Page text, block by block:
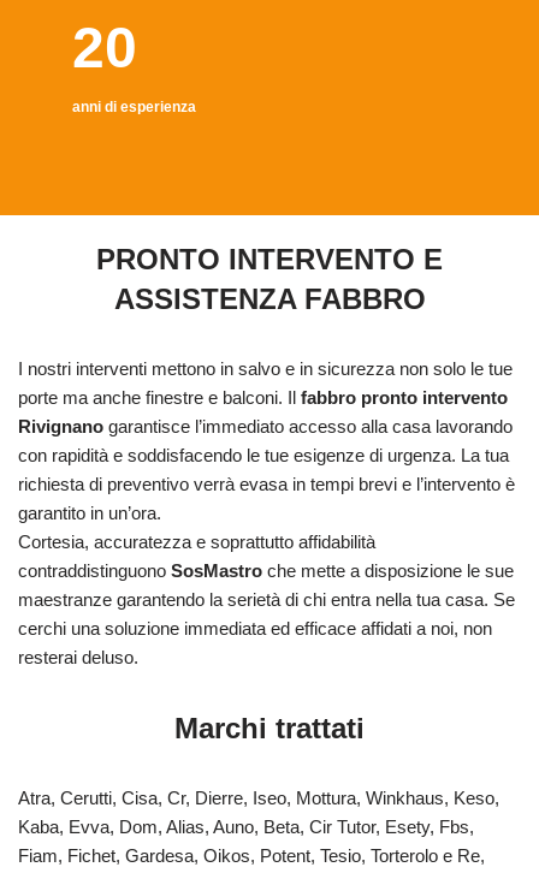
20
anni di esperienza
PRONTO INTERVENTO E
ASSISTENZA FABBRO
I nostri interventi mettono in salvo e in sicurezza non solo le tue
porte ma anche finestre e balconi. Il fabbro pronto intervento
Rivignano garantisce l’immediato accesso alla casa lavorando
con rapidità e soddisfacendo le tue esigenze di urgenza. La tua
richiesta di preventivo verrà evasa in tempi brevi e l’intervento è
garantito in un’ora.
Cortesia, accuratezza e soprattutto affidabilità
contraddistinguono SosMastro che mette a disposizione le sue
maestranze garantendo la serietà di chi entra nella tua casa. Se
cerchi una soluzione immediata ed efficace affidati a noi, non
resterai deluso.
Marchi trattati
Atra, Cerutti, Cisa, Cr, Dierre, Iseo, Mottura, Winkhaus, Keso,
Kaba, Evva, Dom, Alias, Auno, Beta, Cir Tutor, Esety, Fbs,
Fiam, Fichet, Gardesa, Oikos, Potent, Tesio, Torterolo e Re,